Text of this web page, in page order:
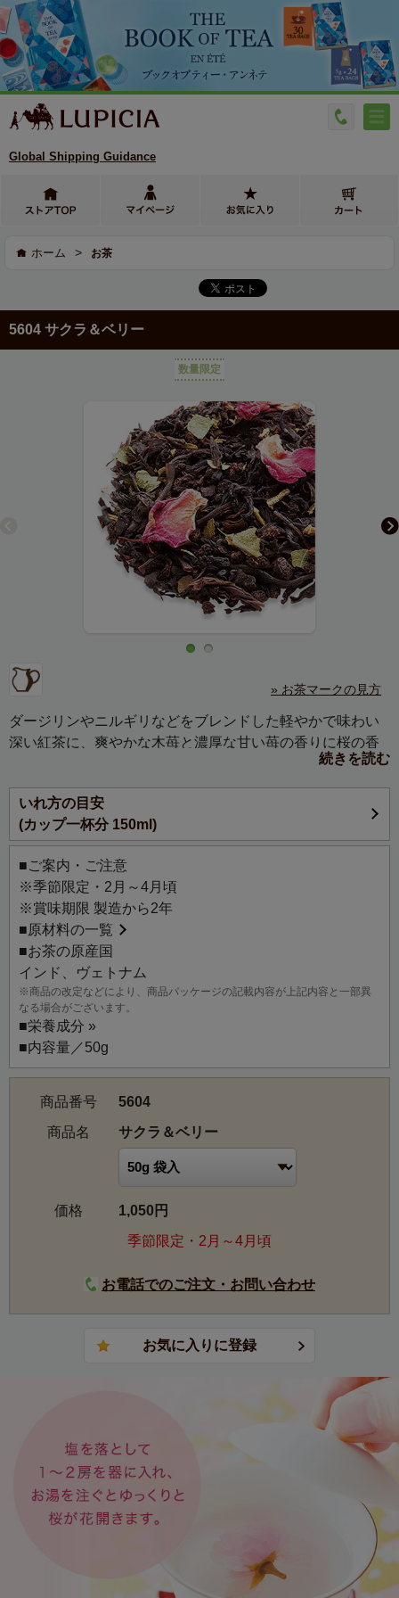
Global Shipping Guidance
ホーム > お茶
5604 サクラ＆ベリー
数量限定
» お茶マークの見方
ダージリンやニルギリなどをブレンドした軽やかで味わい
深い紅茶に、爽やかな木苺と濃厚な甘い苺の香りに桜の香
口に含むと、ふんわりと優しい桜の葉の香りが広がり、春
の訪れを予感させます。
ミルクをさらりと加えても、一味違った桜の風味をお楽し
みいただける、この時期にしか味わえない春限定のフレー
バードティーです。
続きを読む
いれ方の目安
(カップ一杯分 150ml)
■ご案内・ご注意
※季節限定・2月～4月頃
※賞味期限 製造から2年
■原材料の一覧
■お茶の原産国
インド、ヴェトナム
※商品の改定などにより、商品パッケージの記載内容が上記内容と一部異
なる場合がございます。
■栄養成分 »
■内容量／50g
商品番号
5604
商品名
サクラ＆ベリー
価格
1,050円
季節限定・2月～4月頃
お電話でのご注文・お問い合わせ